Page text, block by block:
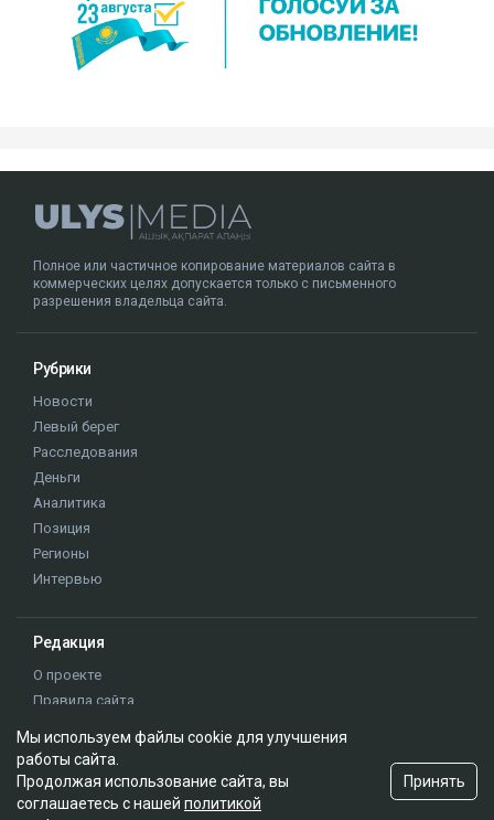
факт сегодня выглядит куда более реальным,
чем любые конспирологические версии, –
написал
журналист опубликовала запись с
Ulysmedia.kz обратился в департамент полиции за
комментарием.
Мы используем файлы cookie для улучшения
работы сайта.
Продолжая использование сайта, вы
соглашаетесь с нашей политикой
Принять